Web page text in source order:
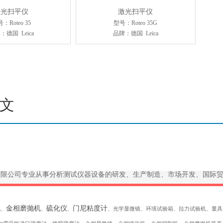
扫平仪
：Roteo 35
德国 Leica
激光扫平仪
型号：Roteo 35G
品牌：德国 Leica
公司专业从事分析测试仪器设备的研发、生产制造、市场开发、国际
金相磨抛机 硫化仪 门尼粘度计 、光学显微镜、环境试验箱、拉力试验机、量